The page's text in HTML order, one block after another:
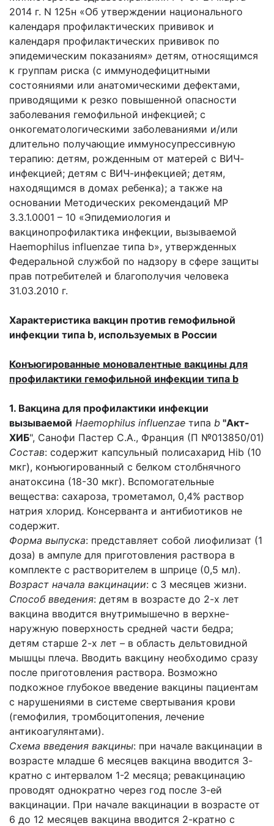
2014 г. N 125н «Об утверждении национального
календаря профилактических прививок и
календаря профилактических прививок по
эпидемическим показаниям» детям, относящимся
к группам риска (с иммунодефицитными
состояниями или анатомическими дефектами,
приводящими к резко повышенной опасности
заболевания гемофильной инфекцией; с
онкогематологическими заболеваниями и/или
длительно получающие иммуносупрессивную
терапию: детям, рожденным от матерей с ВИЧ-
инфекцией; детям с ВИЧ-инфекцией; детям,
находящимся в домах ребенка); а также на
основании Методических рекомендаций МР
3.3.1.0001 – 10 «Эпидемиология и
вакцинопрофилактика инфекции, вызываемой
Haemophilus influenzae типа b», утвержденных
Федеральной службой по надзору в сфере защиты
прав потребителей и благополучия человека
31.03.2010 г.
Характеристика вакцин против гемофильной
инфекции типа b, используемых в России
Конъюгированные моновалентные вакцины для
профилактики гемофильной инфекции типа b
1. Вакцина для профилактики инфекции
вызываемой Haemophilus influenzae типа b "Акт-
ХИБ", Санофи Пастер С.А., Франция (П №013850/01)
Состав: содержит капсульный полисахарид Hib (10
мкг), конъюгированный с белком столбнячного
анатоксина (18-30 мкг). Вспомогательные
вещества: сахароза, трометамол, 0,4% раствор
натрия хлорид. Консерванта и антибиотиков не
содержит.
Форма выпуска: представляет собой лиофилизат (1
доза) в ампуле для приготовления раствора в
комплекте с растворителем в шприце (0,5 мл).
Возраст начала вакцинации: с 3 месяцев жизни.
Способ введения: детям в возрасте до 2-х лет
вакцина вводится внутримышечно в верхне-
наружную поверхность средней части бедра;
детям старше 2-х лет – в область дельтовидной
мышцы плеча. Вводить вакцину необходимо сразу
после приготовления раствора. Возможно
подкожное глубокое введение вакцины пациентам
с нарушениями в системе свертывания крови
(гемофилия, тромбоцитопения, лечение
антикоагулянтами).
Схема введения вакцины: при начале вакцинации в
возрасте младше 6 месяцев вакцина вводится 3-
кратно с интервалом 1-2 месяца; ревакцинацию
проводят однократно через год после 3-ей
вакцинации. При начале вакцинации в возрасте от
6 до 12 месяцев вакцина вводится 2-кратно с